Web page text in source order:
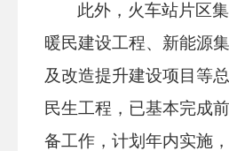
此外，火车站片区
暖民建设工程、新能源
及改造提升建设项目等
民生工程，已基本完成
备工作，计划年内实施